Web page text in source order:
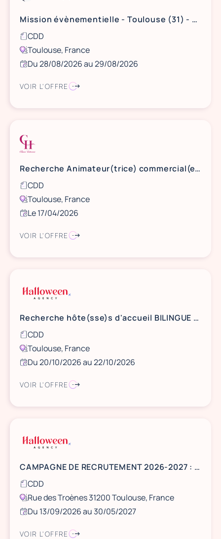
Mission évènementielle - Toulouse (31) - Les 28 et 29 août 2026
CDD
Toulouse, France
Du 28/08/2026 au 29/08/2026
VOIR L'OFFRE
Recherche Animateur(trice) commercial(e) Toulouse
CDD
Toulouse, France
Le 17/04/2026
VOIR L'OFFRE
Recherche hôte(sse)s d'accueil BILINGUE ANGLAIS - TOULOUSE
CDD
Toulouse, France
Du 20/10/2026 au 22/10/2026
VOIR L'OFFRE
CAMPAGNE DE RECRUTEMENT 2026-2027 : RECHERCHE SA TEAM HOTES&HOTESSES SAISON STADE TOULOUSAIN
CDD
Rue des Troènes 31200 Toulouse, France
Du 13/09/2026 au 30/05/2027
VOIR L'OFFRE